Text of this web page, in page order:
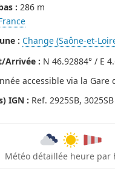
: 286 m
: Change (Saône-et-
Arrivée : N 46.92884° / E
accessible via la Gare
IGN : Ref. 2925SB, 3025SB
Météo détaillée heure par